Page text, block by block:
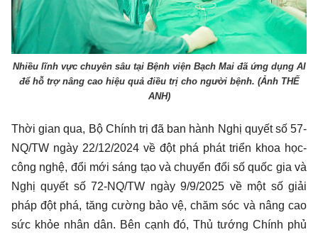
Nhiều lĩnh vực chuyên sâu tại Bệnh viện Bạch Mai đã ứng dụng AI
để hỗ trợ nâng cao hiệu quả điều trị cho người bệnh. (Ảnh THẾ
ANH)
Thời gian qua, Bộ Chính trị đã ban hành Nghị quyết số 57-
NQ/TW ngày 22/12/2024 về đột phá phát triển khoa học-
công nghệ, đổi mới sáng tạo và chuyển đổi số quốc gia và
Nghị quyết số 72-NQ/TW ngày 9/9/2025 về một số giải
pháp đột phá, tăng cường bảo vệ, chăm sóc và nâng cao
sức khỏe nhân dân. Bên cạnh đó, Thủ tướng Chính phủ